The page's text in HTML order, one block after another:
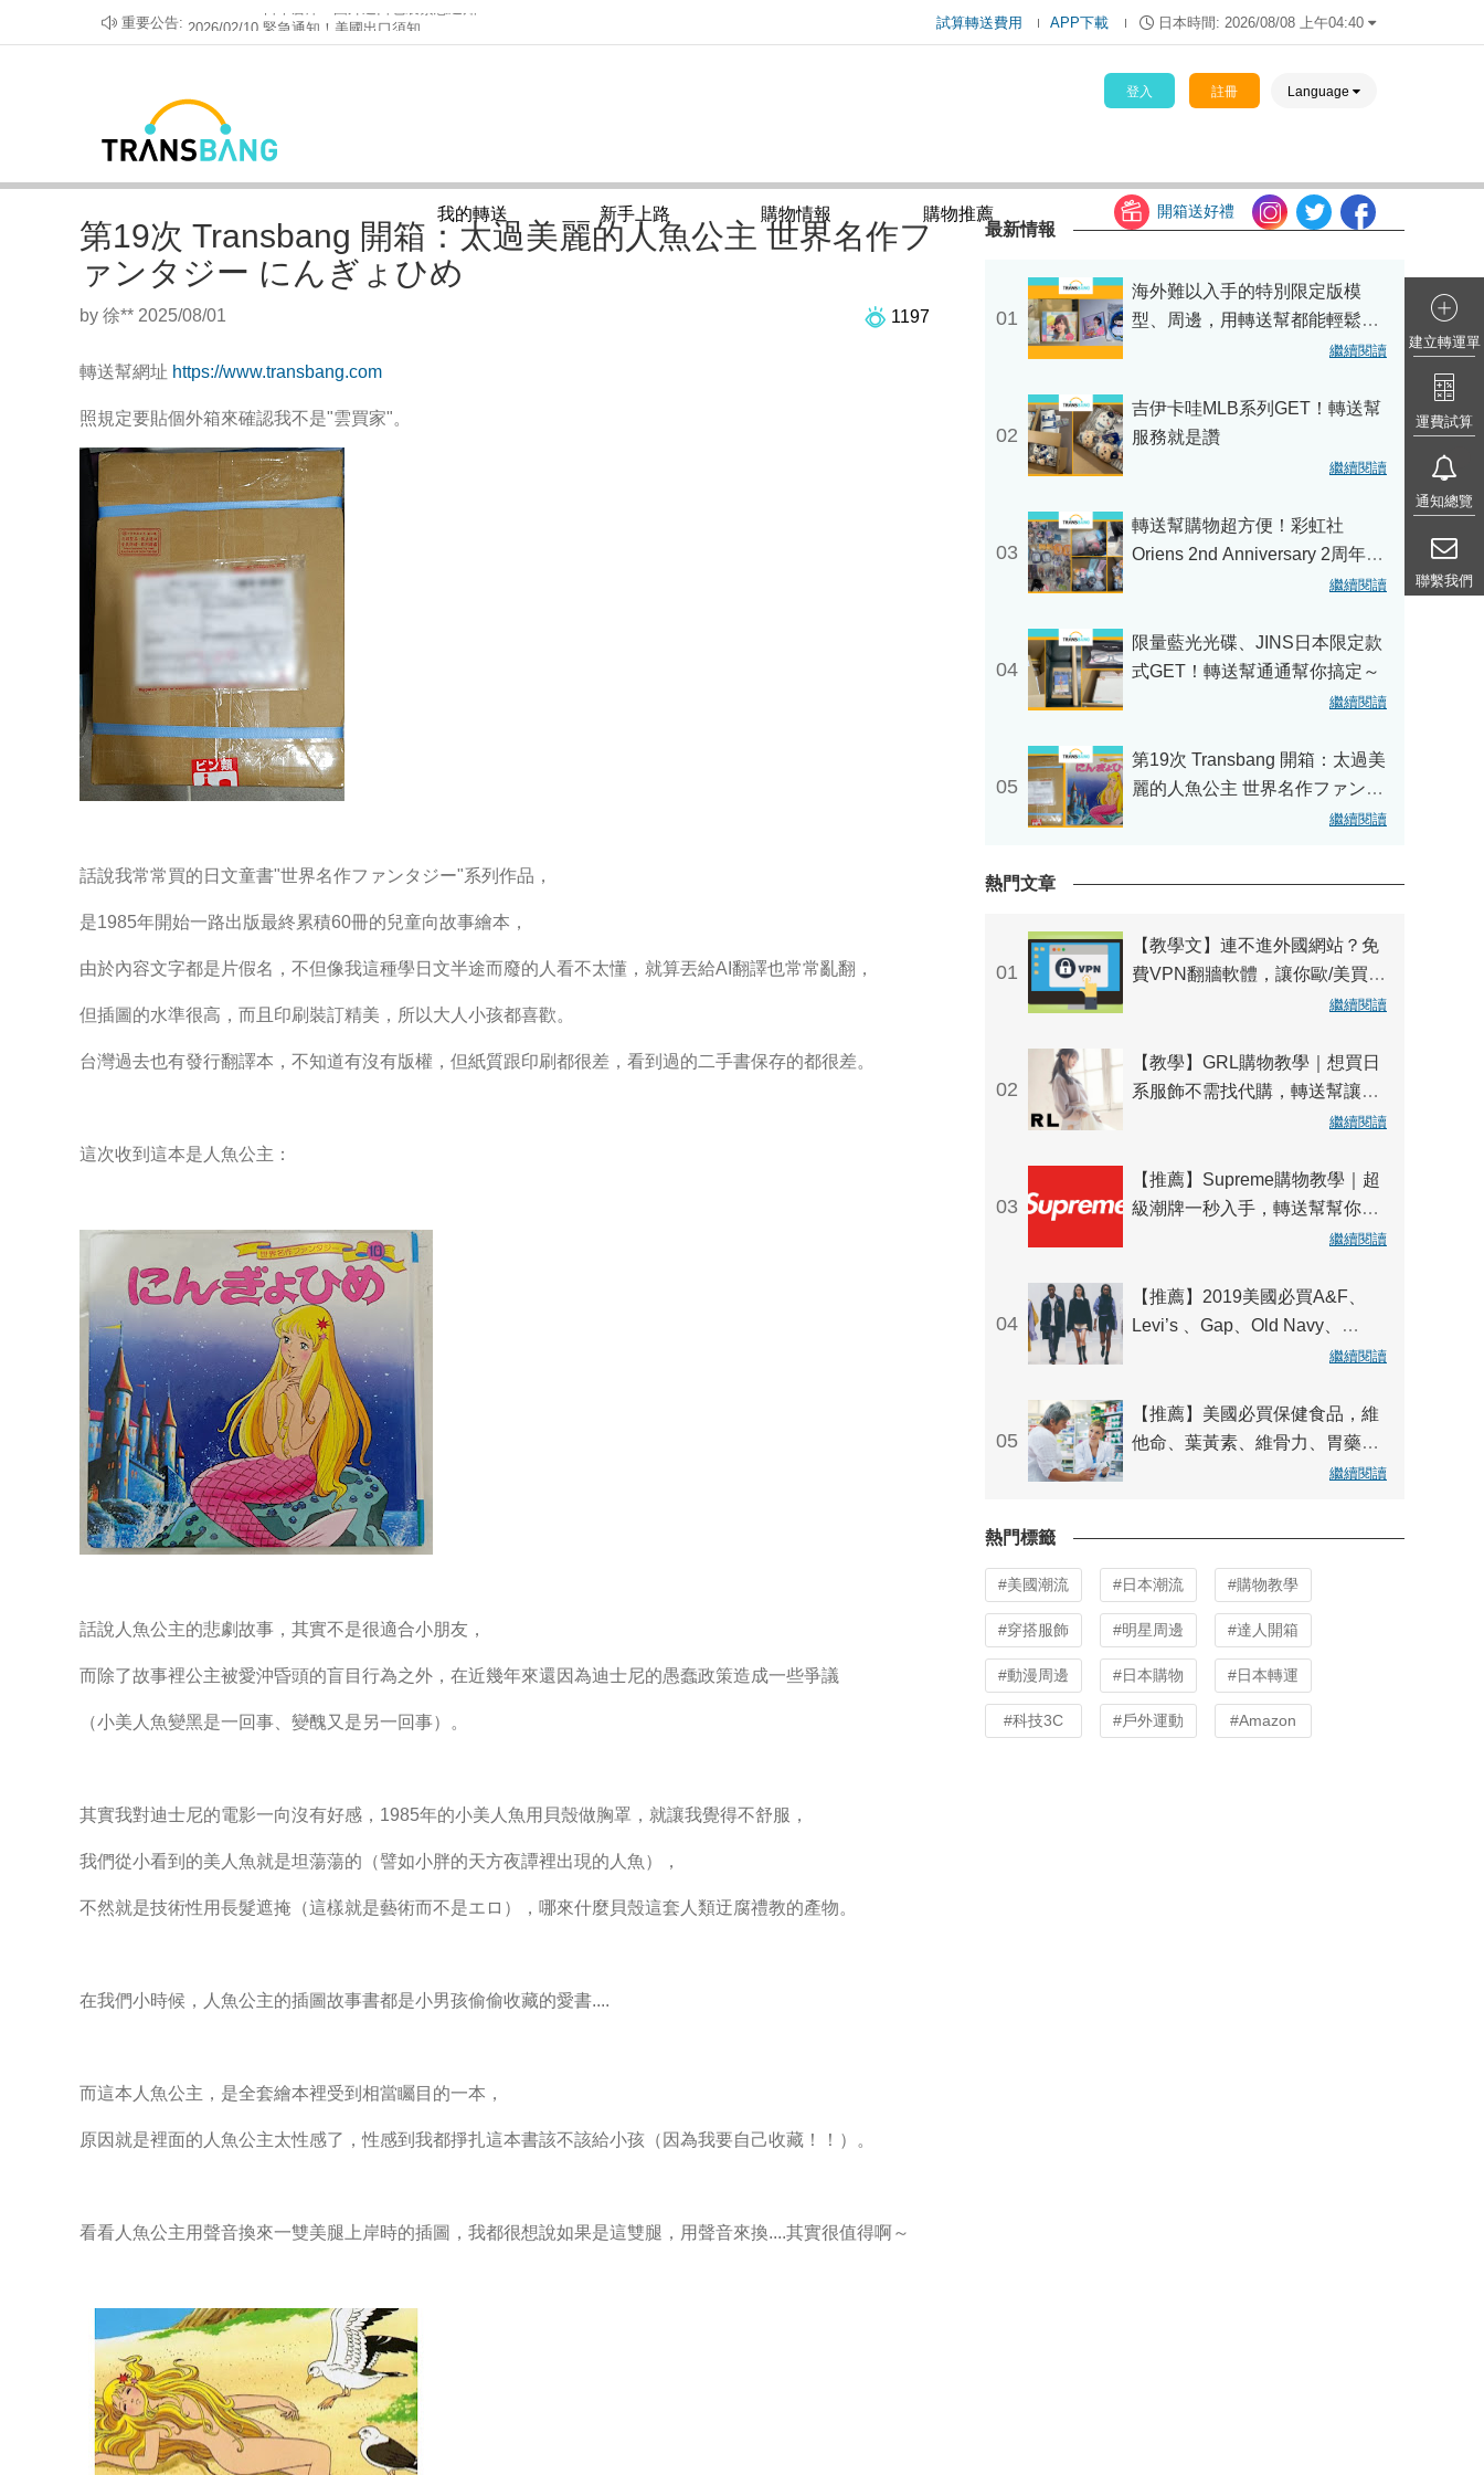
重要公告: 2026/02/10 緊急通知！美國出口須知
2026/02/02 日倉 - 日本郵政暫停發貨加拿大、委內瑞拉
2025/08/29 日倉 - 日本郵政針對發往美國包裹的政策
2025/07/01 『緊急』日本爆倉 - 收貨、上架延遲通知
2025/02/26 美倉緊急通知：相關物流業者UNIUNI
2024/02/21 日倉DHL違禁品須知
2024/02/05 日倉嚴禁出口動、植物須知
2023/05/22 關於美國轉運申報名稱的注意事項
2021/11/16 關於美國倉庫電池產品的運送
2022/08/04 日本倉庫收取『航空違禁品重包費』
2026/05/02 日本倉庫 - 國外進口包裹緊急通知
試算轉送費用 APP下載 日本時間: 2026/08/08 上午04:40
我的轉送 新手上路 購物情報 購物推薦 開箱送好禮
登入 註冊 Language
第19次 Transbang 開箱：太過美麗的人魚公主 世界名作フ
ァンタジー にんぎょひめ
by 徐** 2025/08/01 1197
轉送幫網址 https://www.transbang.com
照規定要貼個外箱來確認我不是"雲買家"。
話說我常常買的日文童書"世界名作ファンタジー"系列作品，
是1985年開始一路出版最終累積60冊的兒童向故事繪本，
由於內容文字都是片假名，不但像我這種學日文半途而廢的人看不太懂，就算丟給AI翻譯也常常亂翻，
但插圖的水準很高，而且印刷裝訂精美，所以大人小孩都喜歡。
台灣過去也有發行翻譯本，不知道有沒有版權，但紙質跟印刷都很差，看到過的二手書保存的都很差。
這次收到這本是人魚公主：
話說人魚公主的悲劇故事，其實不是很適合小朋友，
而除了故事裡公主被愛沖昏頭的盲目行為之外，在近幾年來還因為迪士尼的愚蠢政策造成一些爭議
（小美人魚變黑是一回事、變醜又是另一回事）。
其實我對迪士尼的電影一向沒有好感，1985年的小美人魚用貝殼做胸罩，就讓我覺得不舒服，
我們從小看到的美人魚就是坦蕩蕩的（譬如小胖的天方夜譚裡出現的人魚），
不然就是技術性用長髮遮掩（這樣就是藝術而不是エロ），哪來什麼貝殼這套人類迂腐禮教的產物。
在我們小時候，人魚公主的插圖故事書都是小男孩偷偷收藏的愛書....
而這本人魚公主，是全套繪本裡受到相當矚目的一本，
原因就是裡面的人魚公主太性感了，性感到我都掙扎這本書該不該給小孩（因為我要自己收藏！！）。
看看人魚公主用聲音換來一雙美腿上岸時的插圖，我都很想說如果是這雙腿，用聲音來換....其實很值得啊～
最新情報
01
海外難以入手的特別限定版模
型、周邊，用轉送幫都能輕鬆買
繼續閱讀
02
吉伊卡哇MLB系列GET！轉送幫
服務就是讚
繼續閱讀
03
轉送幫購物超方便！彩虹社
Oriens 2nd Anniversary 2周年紀
繼續閱讀
04
限量藍光光碟、JINS日本限定款
式GET！轉送幫通通幫你搞定～
繼續閱讀
05
第19次 Transbang 開箱：太過美
麗的人魚公主 世界名作ファンタ
繼續閱讀
熱門文章
01
【教學文】連不進外國網站？免
費VPN翻牆軟體，讓你歐/美買網
拍逛不停，穩定連線不中斷！
繼續閱讀
02
【教學】GRL購物教學｜想買日
系服飾不需找代購，轉送幫讓你
繼續閱讀
03
【推薦】Supreme購物教學｜超
級潮牌一秒入手，轉送幫幫你解
繼續閱讀
04
【推薦】2019美國必買A&F、
Levi’s 、Gap、Old Navy、
DKNY 20大品牌一次掌握！繼續閱讀
05
【推薦】美國必買保健食品，維
他命、葉黃素、維骨力、胃藥好
繼續閱讀
熱門標籤
#美國潮流 #日本潮流 #購物教學
#穿搭服飾 #明星周邊 #達人開箱
#動漫周邊 #日本購物 #日本轉運
#科技3C #戶外運動 #Amazon
建立轉運單
運費試算
通知總覽
聯繫我們